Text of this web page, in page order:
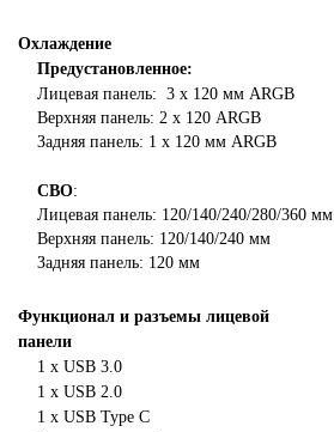
Охлаждение
Предустановленное:
Лицевая панель: 3 x 120 мм ARGB
Верхняя панель: 2 x 120 ARGB
Задняя панель: 1 x 120 мм ARGB
СВО:
Лицевая панель: 120/140/240/280/360 мм
Верхняя панель: 120/140/240 мм
Задняя панель: 120 мм
Функционал и разъемы лицевой
панели
1 х USB 3.0
1 х USB 2.0
1 х USB Type C